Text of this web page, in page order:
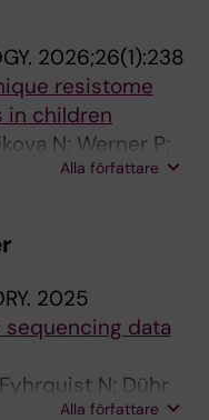
2026;26(1):238
resistome
in children
N; Werner P;
H; Bergstrom A;
Alla författare
2025
sequencing data
N; Dühr
Alla författare